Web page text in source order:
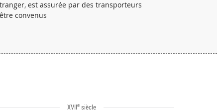
est assurée par des transporteurs
convenus
XVIIe siècle